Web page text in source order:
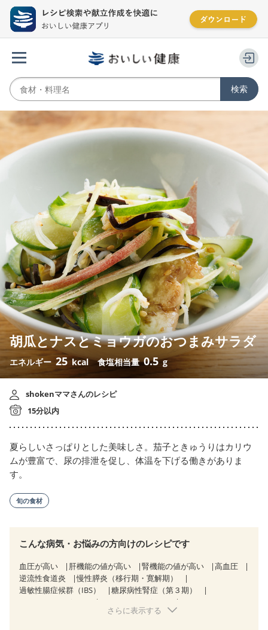
胡瓜とナスとミョウガのおつまみサラダ
エネルギー 25 kcal 食塩相当量0.5 g
shokenママさんのレシピ
15分以内
夏らしいさっぱりとした美味しさ。茄子ときゅうりはカリウ
ムが豊富で、尿の排泄を促し、体温を下げる働きがありま
す。
旬の食材
こんな病気・お悩みの方向けのレシピです
血圧が高い 肝機能の値が高い 腎機能の値が高い
高血圧
逆流性食道炎
慢性膵炎（移行期・寛解期）
過敏性腸症候群（IBS）
糖尿病性腎症（第３期）
CKD（ステージ１）
CKD（ステージ２）
透析
乳がん（抗がん剤治療中）
さらに表示する